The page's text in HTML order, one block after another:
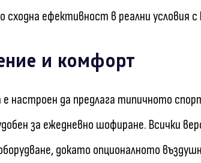
сходна ефективност в реални условия с
и комфорт
настроен да предлага типичното
за ежедневно шофиране. Всички
докато опционалното